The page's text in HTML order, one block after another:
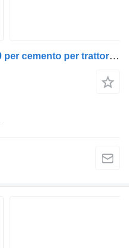
Compressore aria GHH CG80 per cemento per trattore stradale